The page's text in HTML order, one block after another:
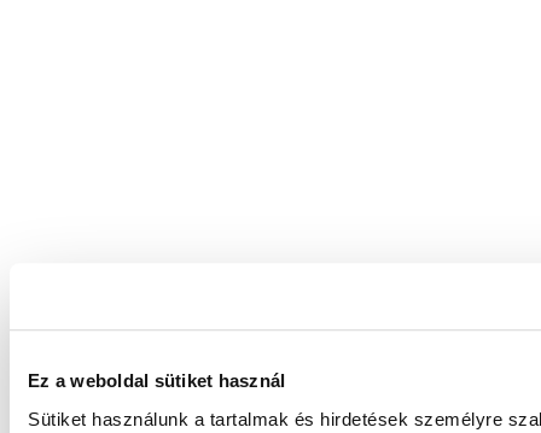
Ez a weboldal sütiket használ
Sütiket használunk a tartalmak és hirdetések személyre